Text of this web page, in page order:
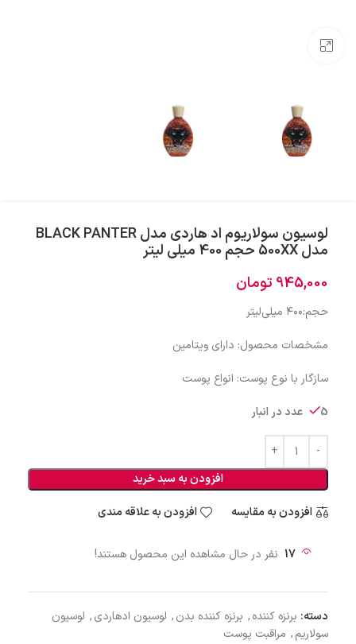
لوسیون سولاریوم اد هاردی مدل BLACK PANTER
مدل 500XX حجم 400 میلی لیتر
945,000 تومان
حجم:۴۰۰ میلی‌لیتر
مشخصات محصول: دارای ویتامین
سازگار با نوع پوست: انواع پوست
5 عدد در انبار
افزودن به سبد خرید
افزودن به مقایسه
افزودن به علاقه مندی
17 نفر در حال مشاهده این محصول هستند!
دسته: برنزه کننده, برنزه کننده بدن, لوسیون ادهاردی, لوسیون
سولاریم, مراقبت پوست